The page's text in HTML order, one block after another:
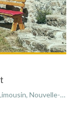
Aquitaine, France